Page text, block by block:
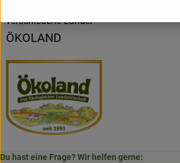
verschiedene Länder
ÖKOLAND
Du hast eine Frage? Wir helfen gerne: